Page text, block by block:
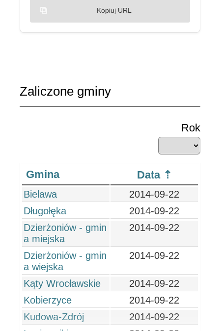
Kopiuj URL
Zaliczone gminy
Rok
Gmina Data
Bielawa
2014-09-22
Długołęka
2014-09-22
Dzierżoniów - gmin
a miejska
2014-09-22
Dzierżoniów - gmin
a wiejska
2014-09-22
Kąty Wrocławskie
2014-09-22
Kobierzyce
2014-09-22
Kudowa-Zdrój
2014-09-22